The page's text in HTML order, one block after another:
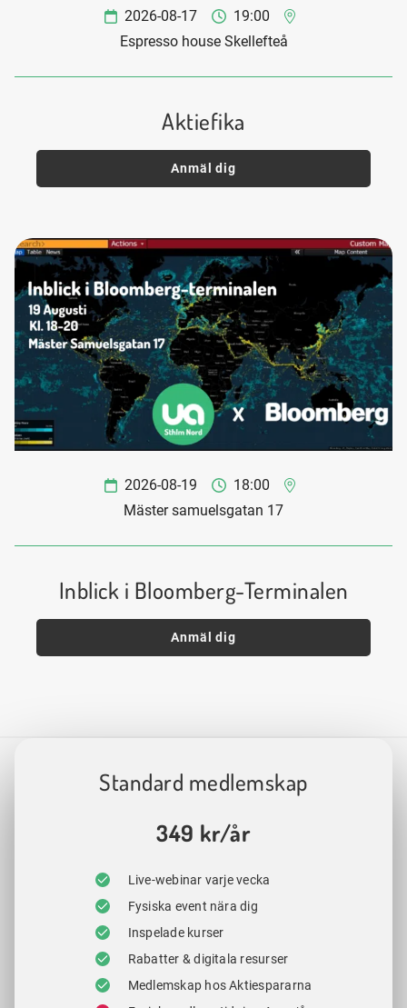
2026-08-17
19:00
Espresso house Skellefteå
Aktiefika
Anmäl dig
2026-08-19
18:00
Mäster samuelsgatan 17
Inblick i Bloomberg-Terminalen
Anmäl dig
Standard medlemskap
349 kr/år
Live-webinar varje vecka
Fysiska event nära dig
Inspelade kurser
Rabatter & digitala resurser
Medlemskap hos Aktiespararna